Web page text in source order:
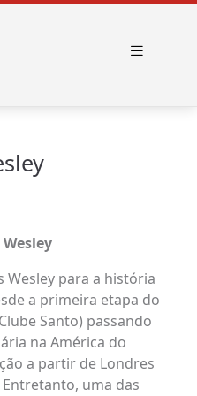
Wesley para a história
a primeira etapa do
Santo) passando
na América do
a partir de Londres
uma das